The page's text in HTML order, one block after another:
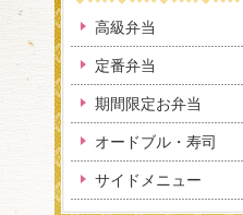
高級弁当
定番弁当
期間限定お弁当
オードブル・寿司
サイドメニュー